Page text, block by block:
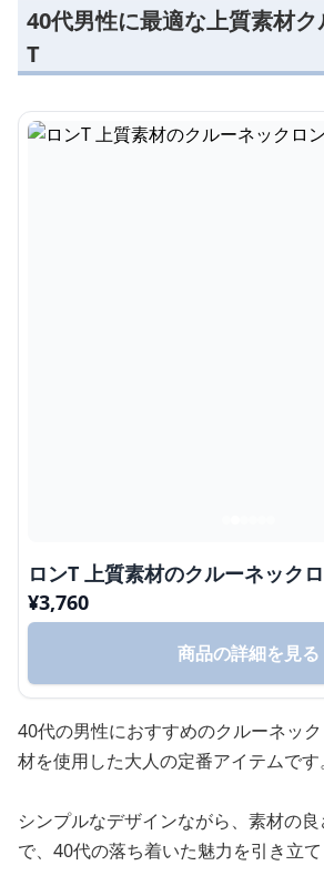
40代男性に最適な上質素材
T
ロンT 上質素材のクルーネック
¥3,760
商品の詳細を見る
40代の男性におすすめのクルーネッ
材を使用した大人の定番アイテムです。
シンプルなデザインながら、素材の
で、40代の落ち着いた魅力を引き立て